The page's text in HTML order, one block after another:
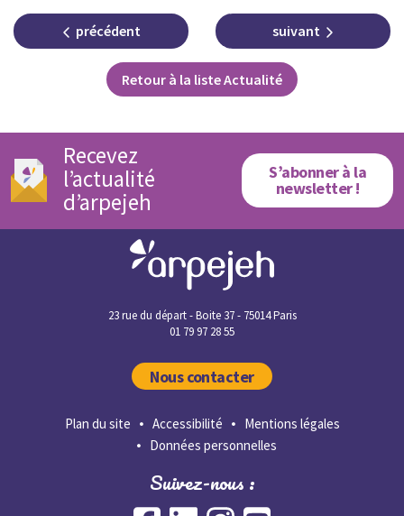
précédent
Retour à la liste Actualité
suivant
Recevez
l’actualité
d’arpejeh
S’abonner à la
newsletter !
23 rue du départ - Boite 37 - 75014 Paris
01 79 97 28 55
Nous contacter
Plan du site Accessibilité
Mentions légales
Données personnelles
Suivez-nous :